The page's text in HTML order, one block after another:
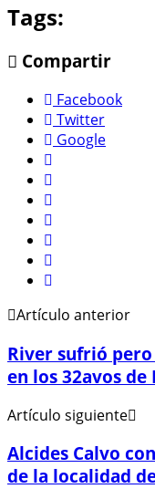
Tags:
Compartir
Facebook
Twitter
Google
Artículo anterior
River sufrió
en los 32avos de
Artículo siguiente
Alcides Calvo
de la localidad